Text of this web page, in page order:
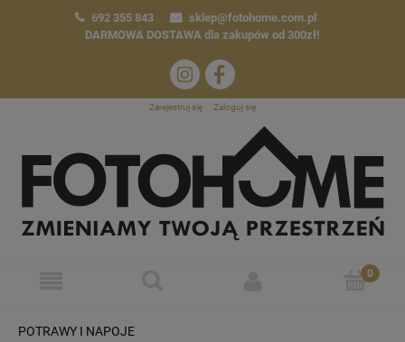
692 355 843
sklep@fotohome.com.pl
DARMOWA DOSTAWA dla zakupów od 300zł!
Zarejestruj się Zaloguj się
POTRAWY I NAPOJE